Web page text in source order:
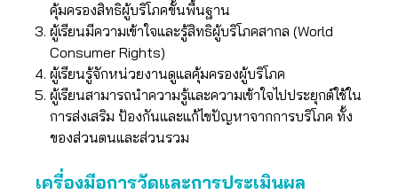
คุ้มครองสิทธิผู้บริโภคขั้นพื้นฐาน
ผู้เรียนมีความเข้าใจและรู้สิทธิผู้บริโภคสากล (World
Consumer Rights)
ผู้เรียนรู้จักหน่วยงานดูแลคุ้มครองผู้บริโภค
ผู้เรียนสามารถนำความรู้และความเข้าใจไปประยุกต์ใช้ใน
การส่งเสริม ป้องกันและแก้ไขปัญหาจากการบริโภค ทั้ง
ของส่วนตนและส่วนรวม
เครื่องมือการวัดและการประเมินผล